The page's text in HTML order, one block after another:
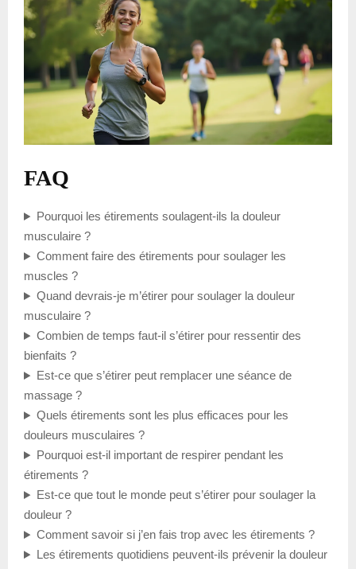
FAQ
Pourquoi les étirements soulagent-ils la douleur
musculaire ?
Comment faire des étirements pour soulager les
muscles ?
Quand devrais-je m’étirer pour soulager la douleur
musculaire ?
Combien de temps faut-il s’étirer pour ressentir des
bienfaits ?
Est-ce que s’étirer peut remplacer une séance de
massage ?
Quels étirements sont les plus efficaces pour les
douleurs musculaires ?
Pourquoi est-il important de respirer pendant les
étirements ?
Est-ce que tout le monde peut s’étirer pour soulager la
douleur ?
Comment savoir si j’en fais trop avec les étirements ?
Les étirements quotidiens peuvent-ils prévenir la douleur